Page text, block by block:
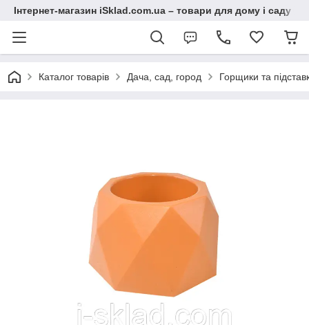
Інтернет-магазин iSklad.com.ua – товари для дому і саду
Каталог товарів Дача, сад, город Горщики та